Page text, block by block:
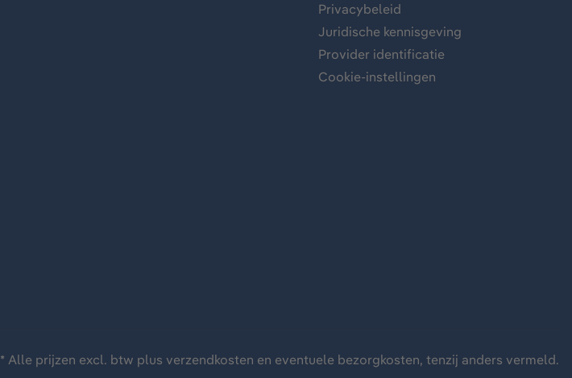
Privacybeleid
Juridische kennisgeving
Provider identificatie
Cookie-instellingen
* Alle prijzen excl. btw plus verzendkosten en eventuele bezorgkosten, tenzij anders vermeld.